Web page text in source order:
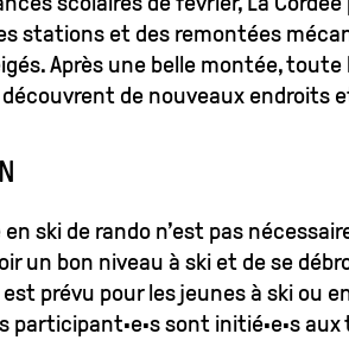
stations et des remontées
Après une belle montée,
de nouveaux endroits
en ski de rando n’est pas
un bon niveau à ski et de se
prévu pour les jeunes à ski ou
participant·e·s sont initié·e·s